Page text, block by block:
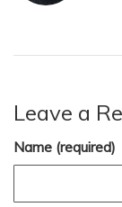
Leave a
Name (required)